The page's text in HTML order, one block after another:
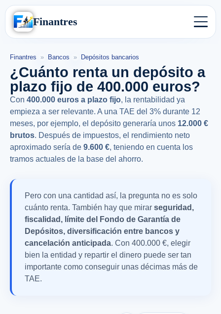
Finantres
Finantres » Bancos » Depósitos bancarios
¿Cuánto renta un depósito a
plazo fijo de 400.000 euros?
Con 400.000 euros a plazo fijo, la rentabilidad ya
empieza a ser relevante. A una TAE del 3% durante 12
meses, por ejemplo, el depósito generaría unos 12.000 €
brutos. Después de impuestos, el rendimiento neto
aproximado sería de 9.600 €, teniendo en cuenta los
tramos actuales de la base del ahorro.
Pero con una cantidad así, la pregunta no es solo
cuánto renta. También hay que mirar seguridad,
fiscalidad, límite del Fondo de Garantía de
Depósitos, diversificación entre bancos y
cancelación anticipada. Con 400.000 €, elegir
bien la entidad y repartir el dinero puede ser tan
importante como conseguir unas décimas más de
TAE.